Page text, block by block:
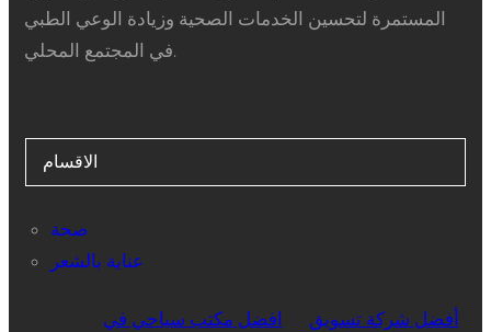
المستمرة لتحسين الخدمات الصحية وزيادة الوعي الطبي
في المجتمع المحلي.
الاقسام
صحة
عناية بالشعر
أفضل شركة تسويق
افضل مكتب سياحي في